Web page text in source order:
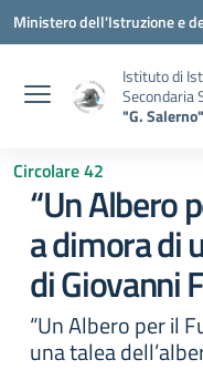
Vai ai contenuti
Vai al menu di navigazione
Vai al footer
Ministero dell'Istruzione e
Istituto di
Secondaria
"G. Salerno"
Circolare 42
“Un Albero
a dimora di
di Giovanni
“Un Albero per il
una talea